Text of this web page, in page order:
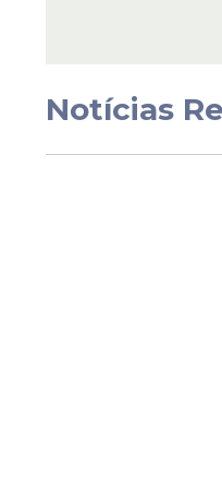
O
Paulista
com pouco
Notícias